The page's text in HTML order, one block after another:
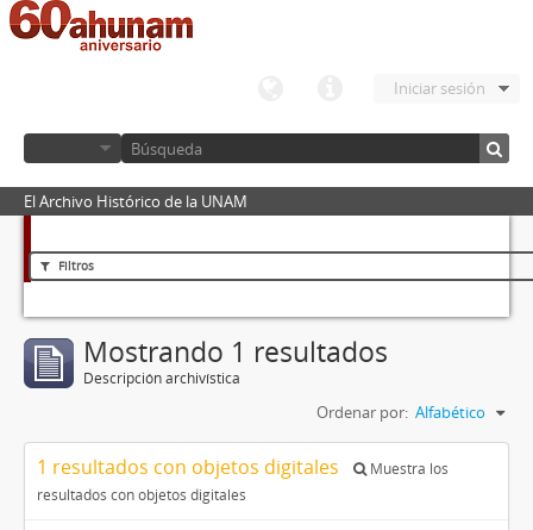
Iniciar sesión
El Archivo Histórico de la UNAM
Filtros
Mostrando 1 resultados
Descripción archivística
Ordenar por: Alfabético
1 resultados con objetos digitales
Muestra los
resultados con objetos digitales